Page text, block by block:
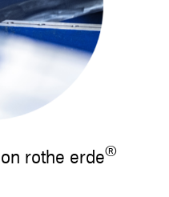
rothe erde®